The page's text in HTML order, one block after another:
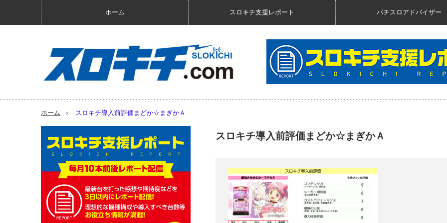
ホーム スロキチ支援レポート パチスロアドバイザー
ホーム スロキチ導入前評価まどか☆まぎかＡ
スロキチ導入前評価まどか☆まぎかＡ